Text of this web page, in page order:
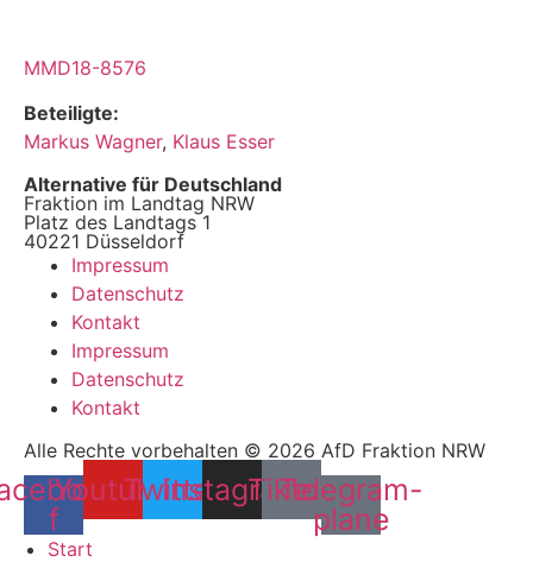
MMD18-8576
Beteiligte:
Markus Wagner, Klaus Esser
Alternative für Deutschland
Fraktion im Landtag NRW
Platz des Landtags 1
40221 Düsseldorf
Impressum
Datenschutz
Kontakt
Impressum
Datenschutz
Kontakt
Alle Rechte vorbehalten © 2026 AfD Fraktion NRW
f
YoutubeTwitter
Instagram
Tiktok
Telegram-
plane
Start